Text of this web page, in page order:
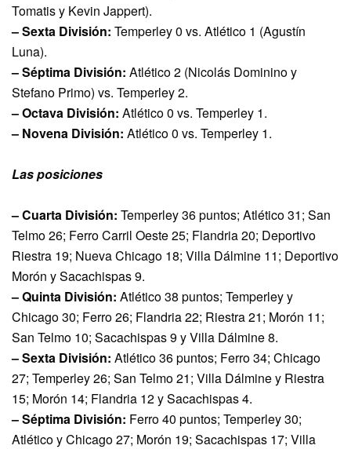
Tomatis y Kevin Jappert).
– Sexta División: Temperley 0 vs. Atlético 1 (Agustín
Luna).
– Séptima División: Atlético 2 (Nicolás Dominino y
Stefano Primo) vs. Temperley 2.
– Octava División: Atlético 0 vs. Temperley 1.
– Novena División: Atlético 0 vs. Temperley 1.
Las posiciones
– Cuarta División: Temperley 36 puntos; Atlético 31; San
Telmo 26; Ferro Carril Oeste 25; Flandria 20; Deportivo
Riestra 19; Nueva Chicago 18; Villa Dálmine 11; Deportivo
Morón y Sacachispas 9.
– Quinta División: Atlético 38 puntos; Temperley y
Chicago 30; Ferro 26; Flandria 22; Riestra 21; Morón 11;
San Telmo 10; Sacachispas 9 y Villa Dálmine 8.
– Sexta División: Atlético 36 puntos; Ferro 34; Chicago
27; Temperley 26; San Telmo 21; Villa Dálmine y Riestra
15; Morón 14; Flandria 12 y Sacachispas 4.
– Séptima División: Ferro 40 puntos; Temperley 30;
Atlético y Chicago 27; Morón 19; Sacachispas 17; Villa